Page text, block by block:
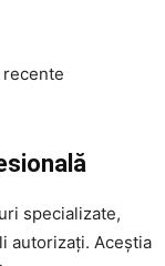
specializate,
autorizați. Aceștia